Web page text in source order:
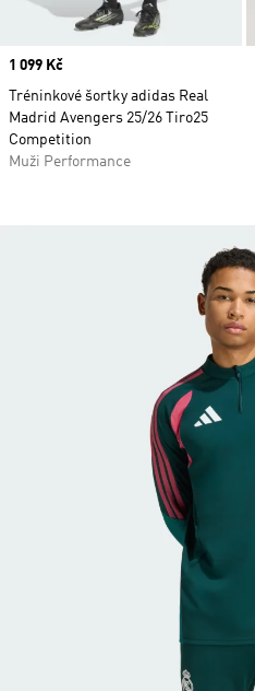
Price
1 099 Kč
Tréninkové šortky adidas Real
Madrid Avengers 25/26 Tiro25
Competition
Muži Performance